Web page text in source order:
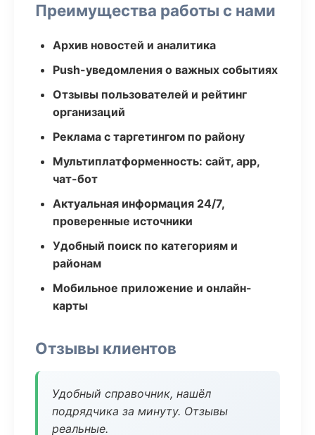
Преимущества работы с нами
Архив новостей и аналитика
Push-уведомления о важных событиях
Отзывы пользователей и рейтинг
организаций
Реклама с таргетингом по району
Мультиплатформенность: сайт, app,
чат-бот
Актуальная информация 24/7,
проверенные источники
Удобный поиск по категориям и
районам
Мобильное приложение и онлайн-
карты
Отзывы клиентов
Удобный справочник, нашёл
подрядчика за минуту. Отзывы
реальные.